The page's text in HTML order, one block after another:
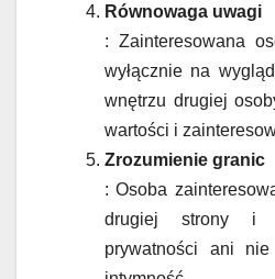
Równowaga uwagi
: Zainteresowana
wyłącznie na
wnętrzu drugiej
wartości i
Zrozumienie granic
: Osoba
drugiej strony i
prywatności ani